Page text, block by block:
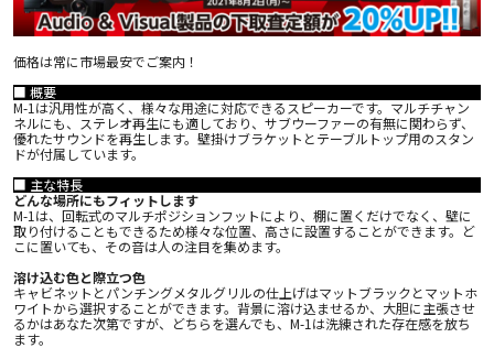
価格は常に市場最安でご案内！
■ 概要
M-1は汎用性が高く、様々な用途に対応できるスピーカーです。マルチチャン
ネルにも、ステレオ再生にも適しており、サブウーファーの有無に関わらず、
優れたサウンドを再生します。壁掛けブラケットとテーブルトップ用のスタン
ドが付属しています。
■ 主な特長
どんな場所にもフィットします
M-1は、回転式のマルチポジションフットにより、棚に置くだけでなく、壁に
取り付けることもできるため様々な位置、高さに設置することができます。ど
こに置いても、その音は人の注目を集めます。
溶け込む色と際立つ色
キャビネットとパンチングメタルグリルの仕上げはマットブラックとマットホ
ワイトから選択することができます。背景に溶け込ませるか、大胆に主張させ
るかはあなた次第ですが、どちらを選んでも、M-1は洗練された存在感を放ち
ます。